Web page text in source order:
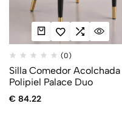
(0)
Silla Comedor Acolchada
Polipiel Palace Duo
€ 84.22